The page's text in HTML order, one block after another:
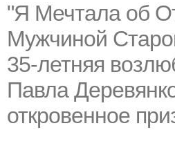
"Я Мечтала об
Мужчиной
35-летняя
Павла
откровенное